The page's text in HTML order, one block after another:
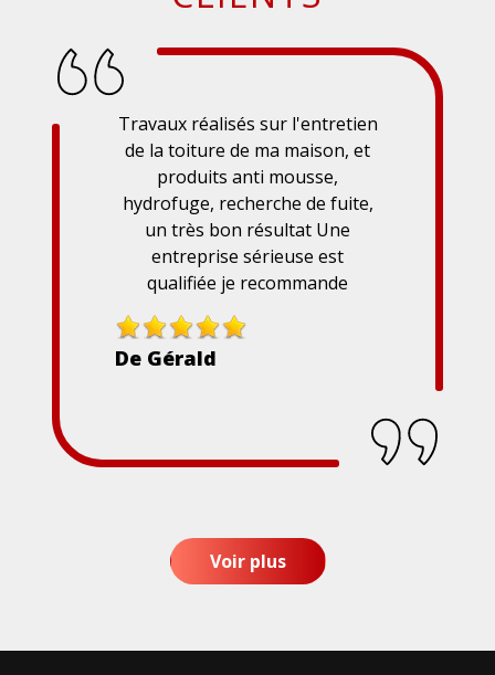
Travaux réalisés sur l'entretien
de la toiture de ma maison, et
produits anti mousse,
hydrofuge, recherche de fuite,
un très bon résultat Une
entreprise sérieuse est
qualifiée je recommande
De Gérald
Voir plus